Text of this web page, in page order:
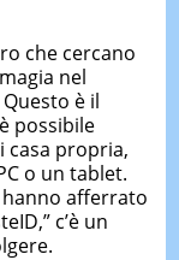
che cercano
nel
è il
possibile
casa propria,
o un tablet.
afferrato
c’è un